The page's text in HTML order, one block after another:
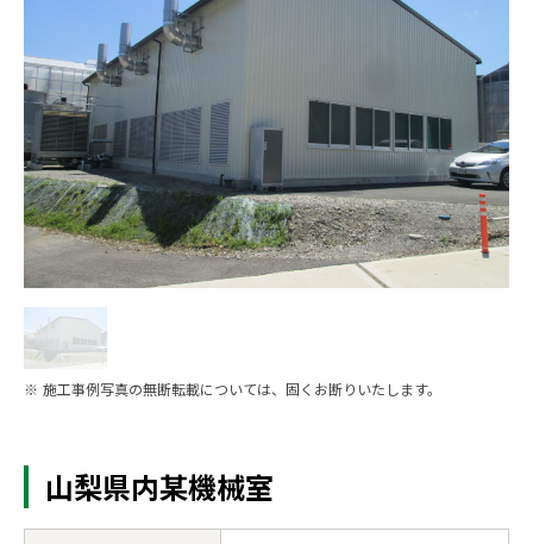
※ 施工事例写真の無断転載については、固くお断りいたします。
山梨県内某機械室